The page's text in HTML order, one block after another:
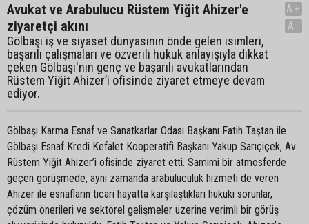
Avukat ve Arabulucu Rüstem Yiğit Ahizer'e
ziyaretçi akını
Gölbaşı iş ve siyaset dünyasının önde gelen isimleri,
başarılı çalışmaları ve özverili hukuk anlayışıyla dikkat
çeken Gölbaşı'nın genç ve başarılı avukatlarından
Rüstem Yiğit Ahizer’i ofisinde ziyaret etmeye devam
ediyor.
A+
A-
Gölbaşı Karma Esnaf ve Sanatkarlar Odası Başkanı Fatih Taştan ile
Gölbaşı Esnaf Kredi Kefalet Kooperatifi Başkanı Yakup Sarıçiçek, Av.
Rüstem Yiğit Ahizer’i ofisinde ziyaret etti. Samimi bir atmosferde
geçen görüşmede, aynı zamanda arabuluculuk hizmeti de veren
Ahizer ile esnafların ticari hayatta karşılaştıkları hukuki sorunlar,
çözüm önerileri ve sektörel gelişmeler üzerine verimli bir görüş